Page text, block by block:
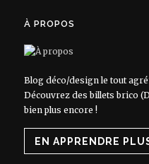
À PROPOS
Blog déco/design le tout
Découvrez des billets brico
bien plus encore !
EN APPRENDRE